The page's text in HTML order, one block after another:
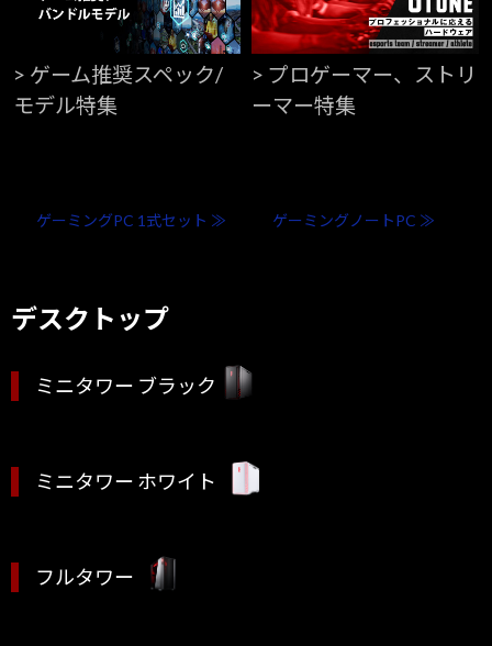
> ゲーム推奨スペック/
モデル特集
> プロゲーマー、ストリ
ーマー特集
ゲーミングPC 1式セット ≫ ゲーミングノートPC ≫
デスクトップ
ミニタワー ブラック
ミニタワー ホワイト
フルタワー